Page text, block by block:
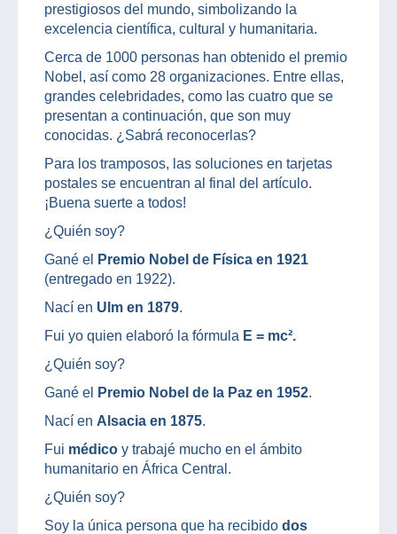
prestigiosos del mundo, simbolizando la
excelencia científica, cultural y humanitaria.
Cerca de 1000 personas han obtenido el premio
Nobel, así como 28 organizaciones. Entre ellas,
grandes celebridades, como las cuatro que se
presentan a continuación, que son muy
conocidas. ¿Sabrá reconocerlas?
Para los tramposos, las soluciones en tarjetas
postales se encuentran al final del artículo.
¡Buena suerte a todos!
¿Quién soy?
Gané el
Premio Nobel de Física en 1921
(entregado en 1922).
Nací en Ulm en 1879.
Fui yo quien elaboró la fórmula E = mc².
¿Quién soy?
Gané el
Premio Nobel de la Paz en 1952.
Nací en Alsacia en 1875.
Fui médico y trabajé mucho en el ámbito
humanitario en África Central.
¿Quién soy?
Soy la única persona que ha recibido dos